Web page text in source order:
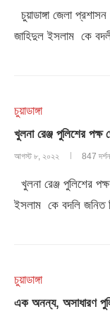
চুয়াডাঙ্গা জেলা
জাহিদুল ইসলাম কে
চুয়াডাঙ্গা
খুলনা রেঞ্জ পুলিশের পক্ষ
আগস্ট ৮, ২০২২ 847 দর্শন
খুলনা রেঞ্জ পুলিশের
ইসলাম কে বদলি জনিত
চুয়াডাঙ্গা
এক অনন্য, অসাধারণ